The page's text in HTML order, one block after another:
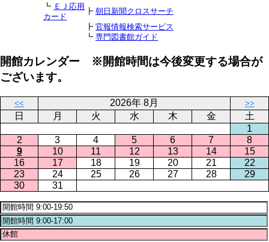
┗ ＥＪ応用
カード
┣ 朝日新聞クロスサーチ
┣ 官報情報検索サービス
┗ 専門図書館ガイド
開館カレンダー ※開館時間は今後変更する場合が
ございます。
<< 2026年 8月 >>
日 月 火 水 木 金
土
1
2
3 4 5 6 7
8
9
10 11 12 13 14
15
16
17 18 19 20 21
22
23
24 25 26 27 28
29
30
31